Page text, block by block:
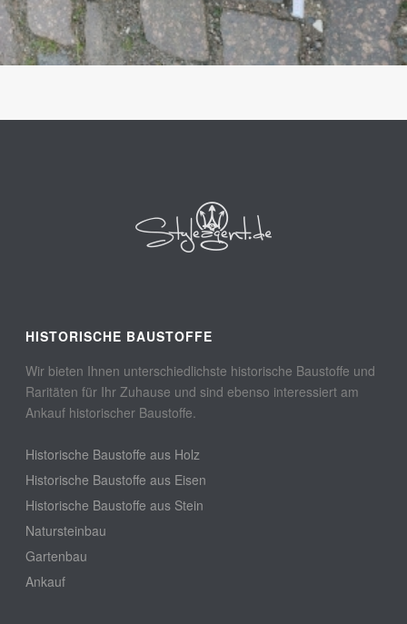
HISTORISCHE BAUSTOFFE
Wir bieten Ihnen unterschiedlichste historische Baustoffe und
Raritäten für Ihr Zuhause und sind ebenso interessiert am
Ankauf historischer Baustoffe.
Historische Baustoffe aus Holz
Historische Baustoffe aus Eisen
Historische Baustoffe aus Stein
Natursteinbau
Gartenbau
Ankauf